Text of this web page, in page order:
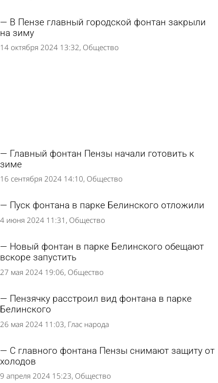
В Пензе главный городской фонтан закрыли
на зиму
14 октября 2024 13:32 Общество
Главный фонтан Пензы начали готовить к
зиме
16 сентября 2024 14:10 Общество
Пуск фонтана в парке Белинского отложили
4 июня 2024 11:31 Общество
Новый фонтан в парке Белинского обещают
вскоре запустить
27 мая 2024 19:06 Общество
Пензячку расстроил вид фонтана в парке
Белинского
26 мая 2024 11:03 Глас народа
С главного фонтана Пензы снимают защиту от
холодов
9 апреля 2024 15:23 Общество